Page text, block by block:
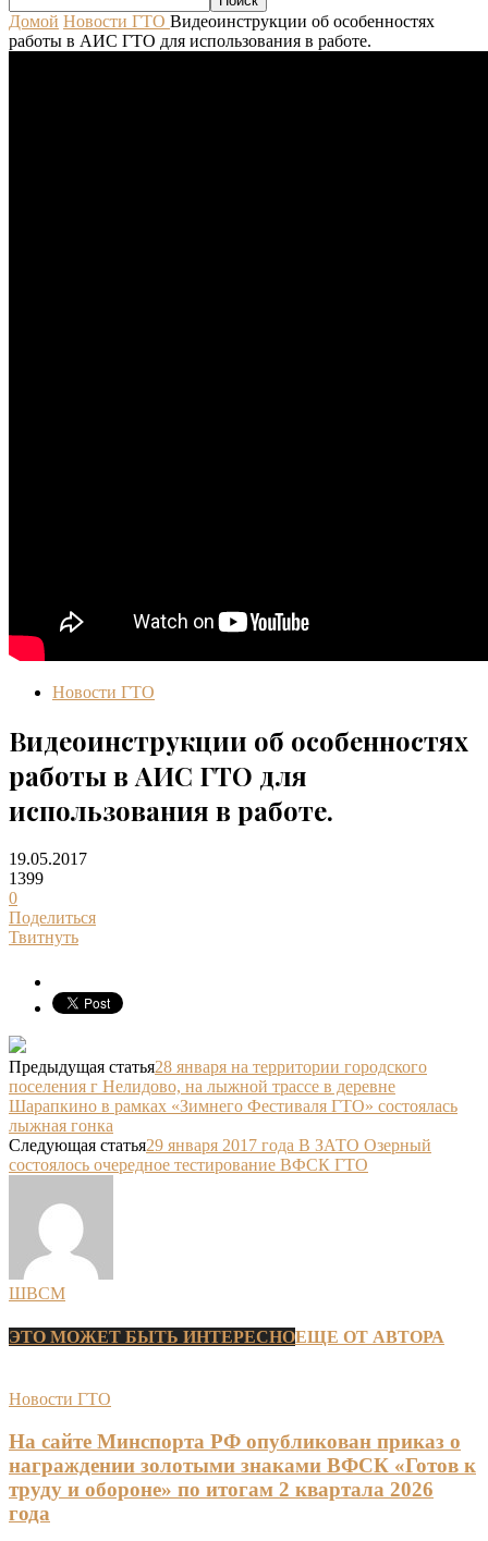
Домой Новости ГТО Видеоинструкции об особенностях
работы в АИС ГТО для использования в работе.
Новости ГТО
Видеоинструкции об особенностях
работы в АИС ГТО для
использования в работе.
19.05.2017
1399
0
Поделиться
Твитнуть
Предыдущая статья28 января на территории городского
поселения г Нелидово, на лыжной трассе в деревне
Шарапкино в рамках «Зимнего Фестиваля ГТО» состоялась
лыжная гонка
Следующая статья29 января 2017 года В ЗАТО Озерный
состоялось очередное тестирование ВФСК ГТО
ШВСМ
ЭТО МОЖЕТ БЫТЬ ИНТЕРЕСНОЕЩЕ ОТ АВТОРА
Новости ГТО
На сайте Минспорта РФ опубликован приказ о
награждении золотыми знаками ВФСК «Готов к
труду и обороне» по итогам 2 квартала 2026
года